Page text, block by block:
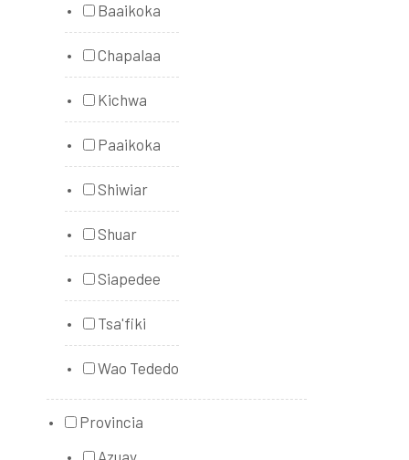
Baaikoka
Chapalaa
Kichwa
Paaikoka
Shiwiar
Shuar
Siapedee
Tsa'fiki
Wao Tededo
Provincia